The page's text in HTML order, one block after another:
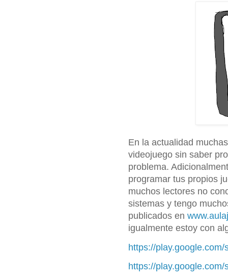
En la actualidad
videojuego sin saber
problema.
programar tus propios
muchos lectores no
sistemas y tengo
publicados en
igualmente estoy con
https://
https://